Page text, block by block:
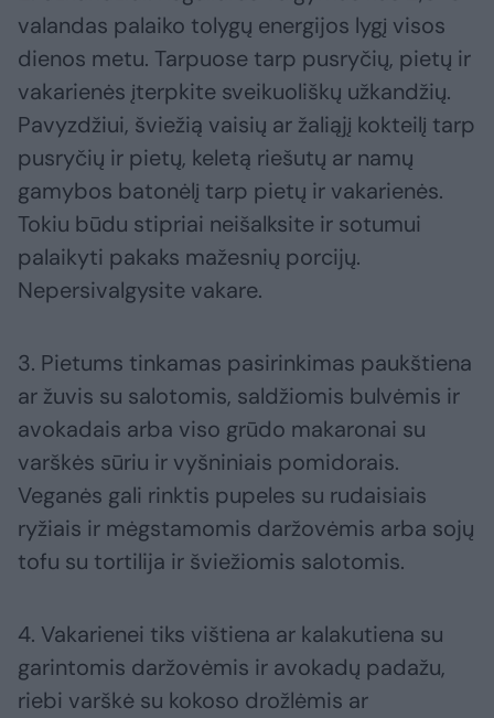
valandas palaiko tolygų energijos lygį visos
dienos metu. Tarpuose tarp pusryčių, pietų ir
vakarienės įterpkite sveikuoliškų užkandžių.
Pavyzdžiui, šviežią vaisių ar žaliąjį kokteilį tarp
pusryčių ir pietų, keletą riešutų ar namų
gamybos batonėlį tarp pietų ir vakarienės.
Tokiu būdu stipriai neišalksite ir sotumui
palaikyti pakaks mažesnių porcijų.
Nepersivalgysite vakare.
3. Pietums tinkamas pasirinkimas paukštiena
ar žuvis su salotomis, saldžiomis bulvėmis ir
avokadais arba viso grūdo makaronai su
varškės sūriu ir vyšniniais pomidorais.
Veganės gali rinktis pupeles su rudaisiais
ryžiais ir mėgstamomis daržovėmis arba sojų
tofu su tortilija ir šviežiomis salotomis.
4. Vakarienei tiks vištiena ar kalakutiena su
garintomis daržovėmis ir avokadų padažu,
riebi varškė su kokoso drožlėmis ar